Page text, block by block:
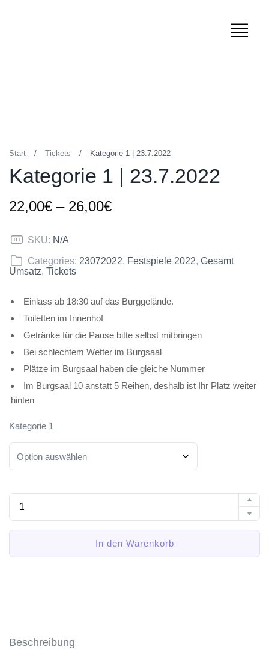
Start / Tickets / Kategorie 1 | 23.7.2022
Kategorie 1 | 23.7.2022
22,00€ – 26,00€
SKU: N/A
Categories: 23072022, Festspiele 2022, Gesamt
Umsatz, Tickets
Einlass ab 18:30 auf das Burggelände.
Toiletten im Innenhof
Getränke für die Pause bitte selbst mitbringen
Bei schlechtem Wetter im Burgsaal
Plätze im Burgsaal haben die gleiche Nummer
Im Burgsaal 10 anstatt 5 Reihen, deshalb ist Ihr Platz weiter
hinten
Kategorie 1
In den Warenkorb
Beschreibung